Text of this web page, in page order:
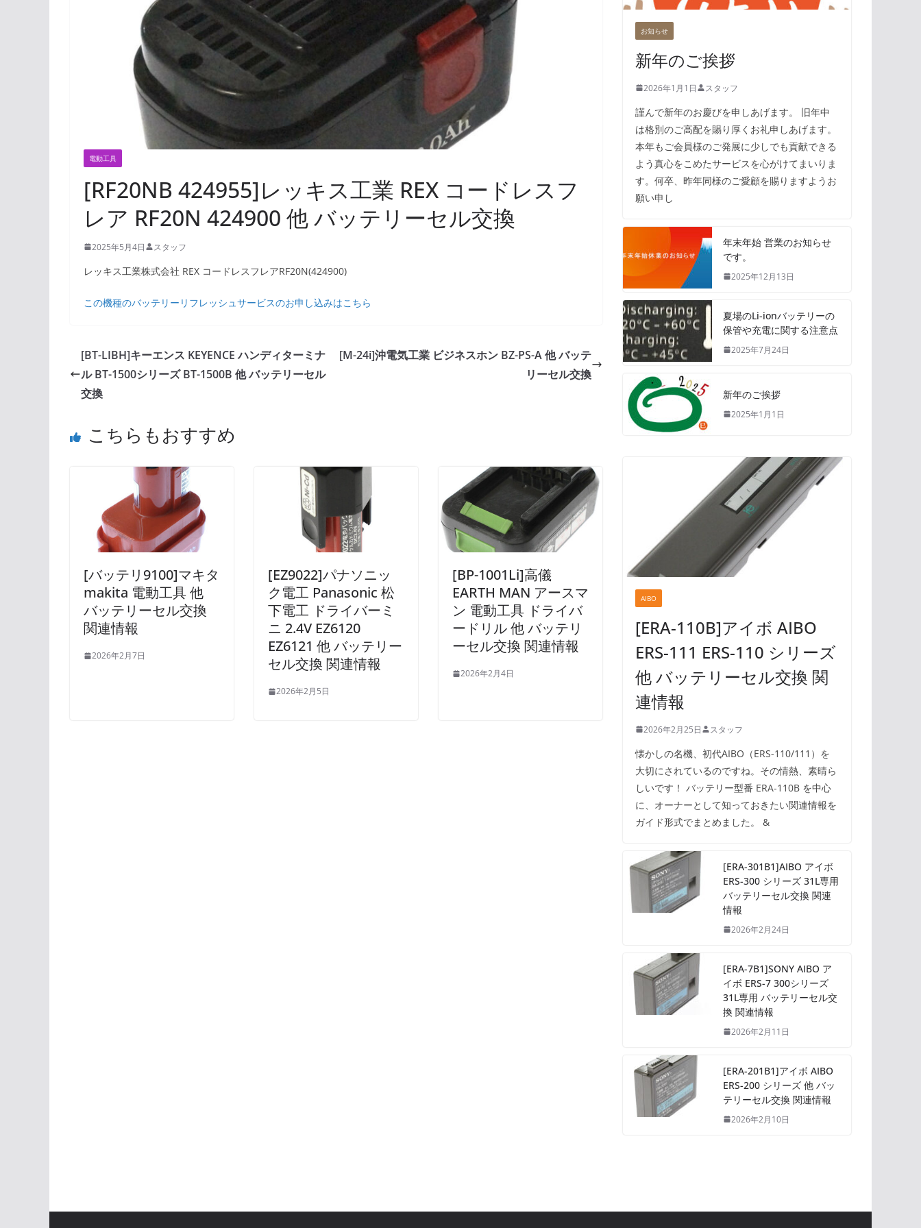
電動工具
[RF20NB 424955]レッキス工業 REX コードレスフ
レア RF20N 424900 他 バッテリーセル交換
2025年5月4日 スタッフ
レッキス工業株式会社 REX コードレスフレアRF20N(424900)
この機種のバッテリーリフレッシュサービスのお申し込みはこちら
[BT-LIBH]キーエンス KEYENCE ハンディターミナ
ル BT-1500シリーズ BT-1500B 他 バッテリーセル
交換
[M-24i]沖電気工業 ビジネスホン BZ-PS-A 他 バッテ
リーセル交換
こちらもおすすめ
[バッテリ9100]マキタ
makita 電動工具 他
バッテリーセル交換
関連情報
2026年2月7日
[EZ9022]パナソニッ
ク電工 Panasonic 松
下電工 ドライバーミ
ニ 2.4V EZ6120
EZ6121 他 バッテリー
セル交換 関連情報
2026年2月5日
[BP-1001Li]高儀
EARTH MAN アースマ
ン 電動工具 ドライバ
ードリル 他 バッテリ
ーセル交換 関連情報
2026年2月4日
お知らせ
新年のご挨拶
2026年1月1日 スタッフ
謹んで新年のお慶びを申しあげます。 旧年中
は格別のご高配を賜り厚くお礼申しあげます。
本年もご会員様のご発展に少しでも貢献できる
よう真心をこめたサービスを心がけてまいりま
す。何卒、昨年同様のご愛顧を賜りますようお
願い申し
年末年始 営業のお知らせ
です。
2025年12月13日
夏場のLi-ionバッテリーの
保管や充電に関する注意点
2025年7月24日
新年のご挨拶
2025年1月1日
AIBO
[ERA-110B]アイボ AIBO
ERS-111 ERS-110 シリーズ
他 バッテリーセル交換 関
連情報
2026年2月25日 スタッフ
懐かしの名機、初代AIBO（ERS-110/111）を
大切にされているのですね。その情熱、素晴ら
しいです！ バッテリー型番 ERA-110B を中心
に、オーナーとして知っておきたい関連情報を
ガイド形式でまとめました。 &
[ERA-301B1]AIBO アイボ
ERS-300 シリーズ 31L専用
バッテリーセル交換 関連
情報
2026年2月24日
[ERA-7B1]SONY AIBO ア
イボ ERS-7 300シリーズ
31L専用 バッテリーセル交
換 関連情報
2026年2月11日
[ERA-201B1]アイボ AIBO
ERS-200 シリーズ 他 バッ
テリーセル交換 関連情報
2026年2月10日